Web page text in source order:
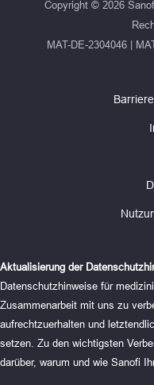
Copyright © 2026
MAT-DE-2304046 |
Aktualisierung der
Datenschutzhinweise für
Zusammenarbeit mit uns zu
aufrechtzuerhalten und
setzen. Zu den wichtigsten
darüber, warum und wie Sanofi